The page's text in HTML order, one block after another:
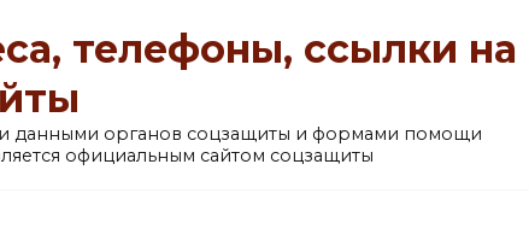
телефоны, ссылки на
данными органов соцзащиты и формами помощи
официальным сайтом соцзащиты